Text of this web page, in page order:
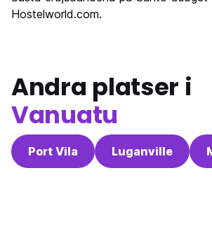
Hostelworld.com.
Andra platser i
Vanuatu
Port Vila Luganville